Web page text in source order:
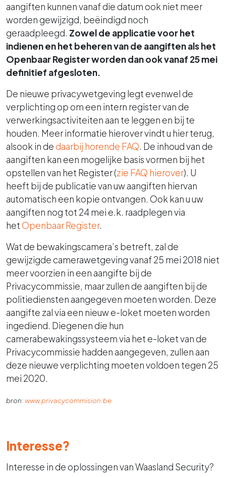
aangiften kunnen vanaf die datum ook niet meer
worden gewijzigd, beëindigd noch
geraadpleegd. Zowel de applicatie voor het
indienen en het beheren van de aangiften als het
Openbaar Register worden dan ook vanaf 25 mei
definitief afgesloten.
De nieuwe privacywetgeving legt evenwel de
verplichting op om een intern register van de
verwerkingsactiviteiten aan te leggen en bij te
houden. Meer informatie hierover vindt u hier terug,
alsook in dedaarbij horende FAQ. De inhoud van de
aangiften kan een mogelijke basis vormen bij het
opstellen van het Register (zie FAQ hierover). U
heeft bij de publicatie van uw aangiften hiervan
automatisch een kopie ontvangen. Ook kan u uw
aangiften nog tot 24 mei e.k. raadplegen via
hetOpenbaar Register.
Wat de bewakingscamera’s betreft, zal de
gewijzigde camerawetgeving vanaf 25 mei 2018 niet
meer voorzien in een aangifte bij de
Privacycommissie, maar zullen de aangiften bij de
politiediensten aangegeven moeten worden. Deze
aangifte zal via een nieuw e-loket moeten worden
ingediend. Diegenen die hun
camerabewakingssysteem via het e-loket van de
Privacycommissie hadden aangegeven, zullen aan
deze nieuwe verplichting moeten voldoen tegen 25
mei 2020.
bron:www.privacycommision.be
Interesse?
Interesse in de oplossingen van Waasland Security?